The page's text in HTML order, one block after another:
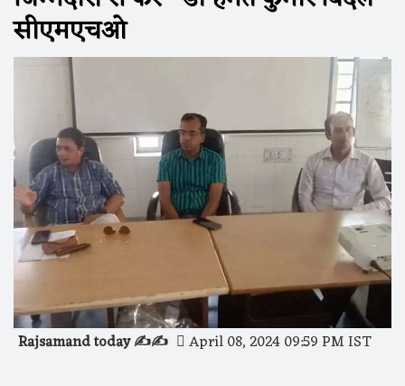
सीएमएचओ
Rajsamand today ✍️✍️ April 08, 2024 09:59 PM IST